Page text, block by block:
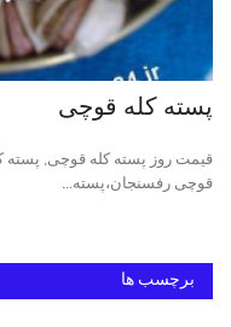
پسته کله قوچی
قیمت روز پسته کله قوچی, پسته
قوچی رفسنجان،پسته...
برچسب ها